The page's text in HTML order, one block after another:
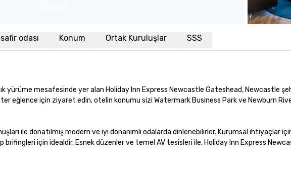
odası Konum Ortak Kuruluşlar SSS
yürüme mesafesinde yer alan Holiday Inn Express Newcastle Gateshead, Newcastle
eğlence için ziyaret edin, otelin konumu sizi Watermark Business Park ve Newburn
ile donatılmış modern ve iyi donanımlı odalarda dinlenebilirler. Kurumsal ihtiyaçlar
brifingleri için idealdir. Esnek düzenler ve temel AV tesisleri ile, Holiday Inn Express